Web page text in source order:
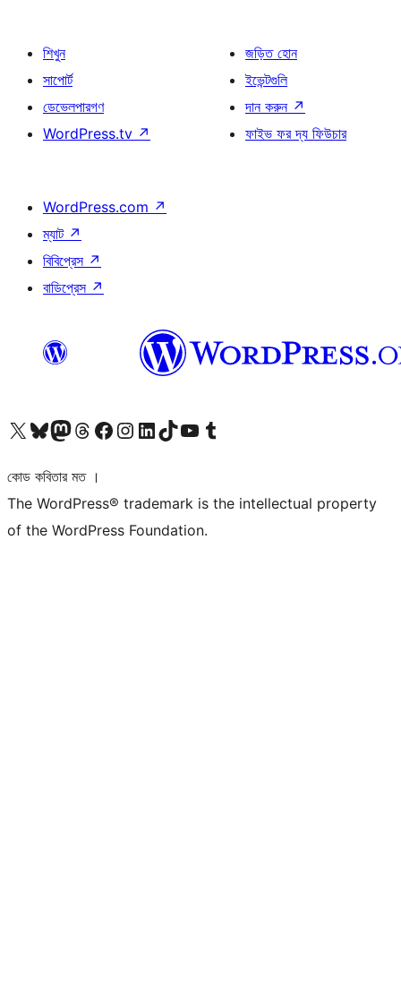
শিখুন
সাপোর্ট
ডেভেলপারগণ
WordPress.tv ↗
জড়িত হোন
ইভেন্টগুলি
দান করুন ↗
ফাইভ ফর দ্য ফিউচার
WordPress.com ↗
ম্যাট ↗
বিবিপ্রেস ↗
বাডিপ্রেস ↗
আমাদের X (আগের টুইটার) অ্যাকাউন্টে যানআমাদের Bluesky অ্যাকাউন্টটি দেখুনআমাদের মাস্টোডন অ্যাকাউন্টটি দেখুনআমাদের থ্রেডস অ্যাকাউন্টটি দেখুনআমাদের ফেসবুক পেজ দেখুনআমাদের ইন্সটাগ্রাম অ্যাকাউন্ট দেখুনআমাদের লিঙ্কডইন অ্যাকাউন্টে যানআমাদের TikTok অ্যাকাউন্টটি দেখুনআমাদের ইউটিউব চ্যানেলে যান আমাদের টাম্বলার অ্যাকাউন্ট দেখুন
কোড কবিতার মত ।
The WordPress® trademark is the intellectual property
of the WordPress Foundation.